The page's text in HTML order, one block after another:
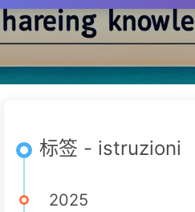
标签 - istruzioni
2025